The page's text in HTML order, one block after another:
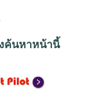
ค้นหาหน้านี้